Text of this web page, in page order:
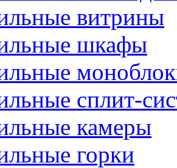
витрины
шкафы
сплит-
камеры
горки